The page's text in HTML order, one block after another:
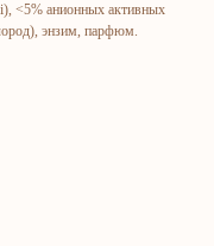
<5% анионных активных
энзим, парфюм.